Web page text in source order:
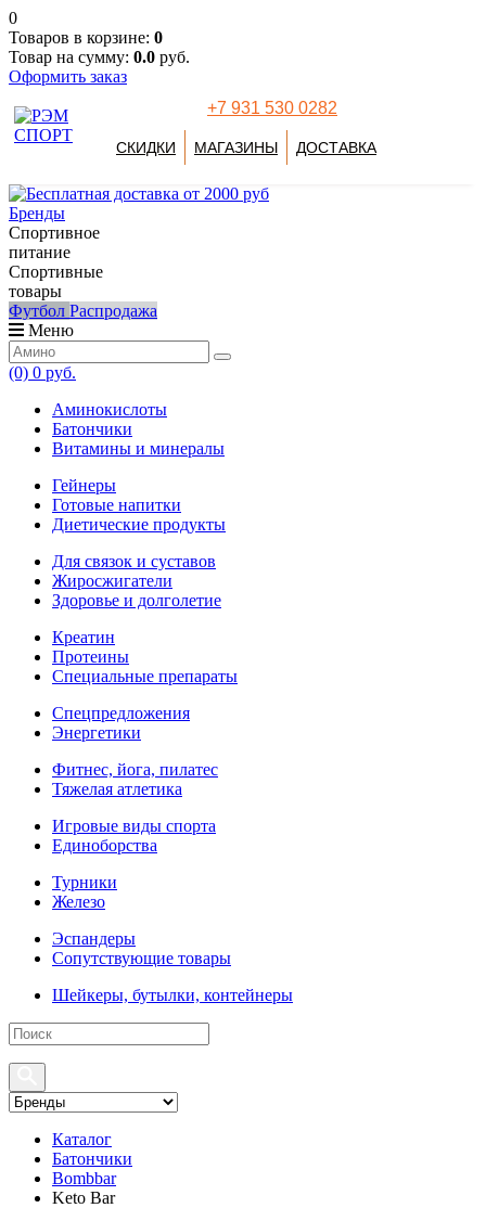
0
Товаров в корзине: 0
Товар на сумму: 0.0 руб.
Оформить заказ
+7 931 530 0282
СКИДКИ МАГАЗИНЫ ДОСТАВКА
Бренды
Спортивное
питание
Спортивные
товары
Футбол Распродажа
Меню
(0) 0 руб.
Аминокислоты
Батончики
Витамины и минералы
Гейнеры
Готовые напитки
Диетические продукты
Для связок и суставов
Жиросжигатели
Здоровье и долголетие
Креатин
Протеины
Специальные препараты
Спецпредложения
Энергетики
Фитнес, йога, пилатес
Тяжелая атлетика
Игровые виды спорта
Единоборства
Турники
Железо
Эспандеры
Сопутствующие товары
Шейкеры, бутылки, контейнеры
Каталог
Батончики
Bombbar
Keto Bar